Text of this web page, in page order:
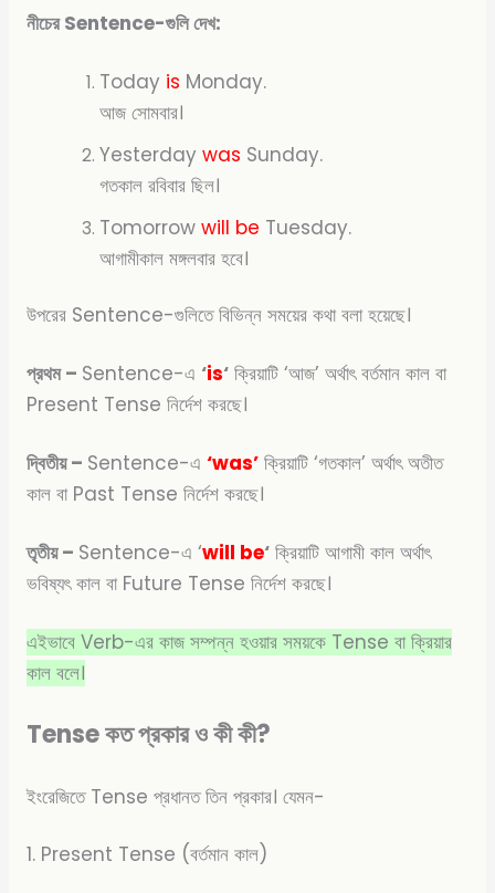
নীচের Sentence-গুলি দেখ:
Today is Monday.
আজ সোমবার।
Yesterdaywas Sunday.
গতকাল রবিবার ছিল।
Tomorrowwill be Tuesday.
আগামীকাল মঙ্গলবার হবে।
উপরের Sentence-গুলিতে বিভিন্ন সময়ের কথা বলা হয়েছে।
প্রথম – Sentence-এ ‘is‘ক্রিয়াটি ‘আজ’ অর্থাৎ বর্তমান কাল বা
Present Tense নির্দেশ করছে।
দ্বিতীয় – Sentence-এ ‘was’ক্রিয়াটি ‘গতকাল’ অর্থাৎ অতীত
কাল বা Past Tense নির্দেশ করছে।
তৃতীয় – Sentence-এ ‘will be‘ক্রিয়াটি আগামী কাল অর্থাৎ
ভবিষ্যৎ কাল বা Future Tense নির্দেশ করছে।
এইভাবে Verb-এর কাজ সম্পন্ন হওয়ার সময়কে Tense বা ক্রিয়ার
কাল বলে।
Tense কত প্রকার ও কী কী?
ইংরেজিতে Tense প্রধানত তিন প্রকার। যেমন-
1. Present Tense (বর্তমান কাল)